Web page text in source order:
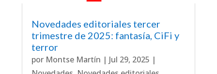
Novedades editoriales tercer
trimestre de 2025: fantasía, CiFi y
terror
por Montse Martín | Jul 29, 2025 |